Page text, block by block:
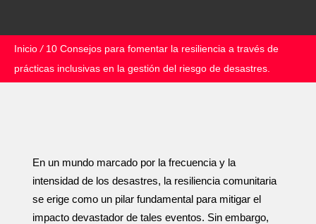
Inicio/ 10 Consejos para fomentar la resiliencia a través de
prácticas inclusivas en la gestión del riesgo de desastres.
En un mundo marcado por la frecuencia y la
intensidad de los desastres, la resiliencia comunitaria
se erige como un pilar fundamental para mitigar el
impacto devastador de tales eventos. Sin embargo,